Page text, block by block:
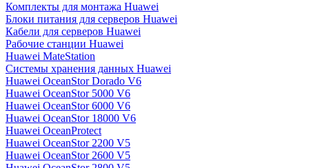
Комплекты для монтажа Huawei
Блоки питания для серверов Huawei
Кабели для серверов Huawei
Рабочие станции Huawei
Huawei MateStation
Системы хранения данных Huawei
Huawei OceanStor Dorado V6
Huawei OceanStor 5000 V6
Huawei OceanStor 6000 V6
Huawei OceanStor 18000 V6
Huawei OceanProtect
Huawei OceanStor 2200 V5
Huawei OceanStor 2600 V5